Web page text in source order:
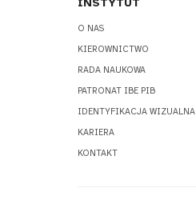
INSTYTUT
O NAS
KIEROWNICTWO
RADA NAUKOWA
PATRONAT IBE PIB
IDENTYFIKACJA WIZUALNA
KARIERA
KONTAKT